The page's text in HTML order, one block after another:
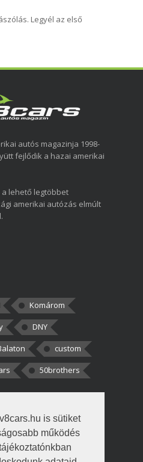
is sütiket
működés
Legyél az első
autós magazinja 1998-
fejlődik a hazai amerikai
lehető legtöbbet
amerikai autózás elmúlt
Komárom
DNY
custom
50brothers
Én csak két
tudtam, hogy fél autót,